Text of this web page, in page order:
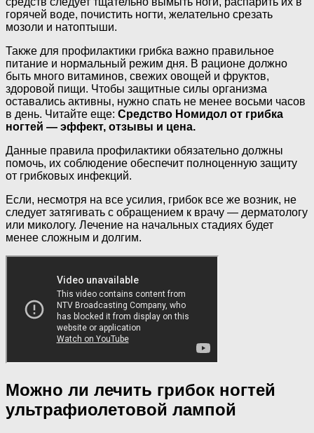
горячей воде, почистить ногти, желательно срезать
мозоли и натоптыши.
Также для профилактики грибка важно правильное
питание и нормальный режим дня. В рационе должно
быть много витаминов, свежих овощей и фруктов,
здоровой пищи. Чтобы защитные силы организма
оставались активны, нужно спать не менее восьми часов
в день. Читайте еще: Средство Номидол от грибка
ногтей — эффект, отзывы и цена.
Данные правила профилактики обязательно должны
помочь, их соблюдение обеспечит полноценную защиту
от грибковых инфекций.
Если, несмотря на все усилия, грибок все же возник, не
следует затягивать с обращением к врачу — дерматологу
или микологу. Лечение на начальных стадиях будет
менее сложным и долгим.
Можно ли лечить грибок ногтей
ультрафиолетовой лампой